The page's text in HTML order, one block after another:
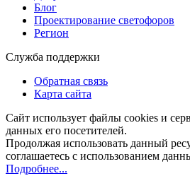
Блог
Проектирование светофоров
Регион
Служба поддержки
Обратная связь
Карта сайта
Сайт использует файлы cookies и
данных его посетителей.
Продолжая использовать данный
соглашаетесь с использованием
Подробнее...